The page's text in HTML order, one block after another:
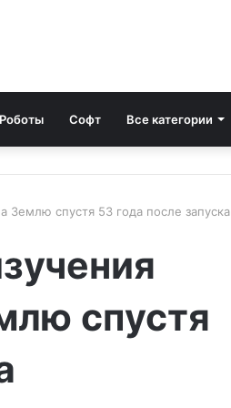
Роботы Софт Все категории
Землю спустя 53 года после запуска
спустя